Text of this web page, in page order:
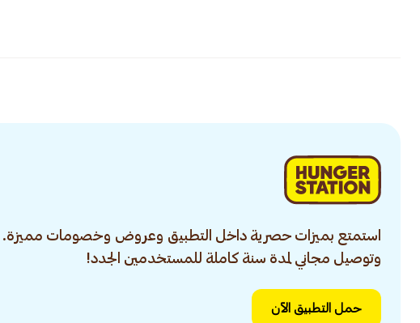
استمتع بميزات حصرية داخل التطبيق وعروض وخصومات مميزة.
وتوصيل مجاني لمدة سنة كاملة للمستخدمين الجدد!
حمل التطبيق الآن